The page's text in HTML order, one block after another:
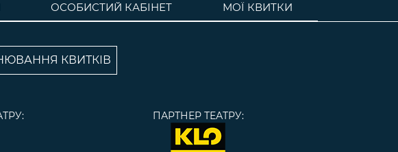
ОСОБИСТИЙ КАБІНЕТ МОЇ КВИТКИ
КВИТКІВ
ПАРТНЕР ТЕАТРУ: